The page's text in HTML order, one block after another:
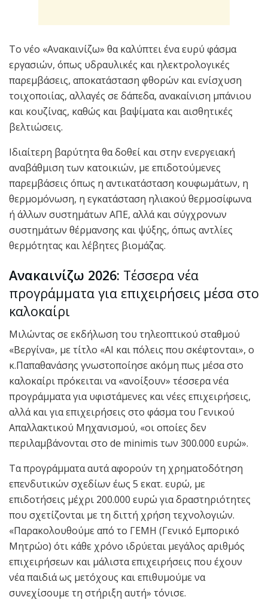
Το νέο «Ανακαινίζω» θα καλύπτει ένα ευρύ φάσμα
εργασιών, όπως υδραυλικές και ηλεκτρολογικές
παρεμβάσεις, αποκατάσταση φθορών και ενίσχυση
τοιχοποιίας, αλλαγές σε δάπεδα, ανακαίνιση μπάνιου
και κουζίνας, καθώς και βαψίματα και αισθητικές
βελτιώσεις.
Ιδιαίτερη βαρύτητα θα δοθεί και στην ενεργειακή
αναβάθμιση των κατοικιών, με επιδοτούμενες
παρεμβάσεις όπως η αντικατάσταση κουφωμάτων, η
θερμομόνωση, η εγκατάσταση ηλιακού θερμοσίφωνα
ή άλλων συστημάτων ΑΠΕ, αλλά και σύγχρονων
συστημάτων θέρμανσης και ψύξης, όπως αντλίες
θερμότητας και λέβητες βιομάζας.
Ανακαινίζω 2026: Τέσσερα νέα
προγράμματα για επιχειρήσεις μέσα στο
καλοκαίρι
Μιλώντας σε εκδήλωση του τηλεοπτικού σταθμού
«Βεργίνα», με τίτλο «ΑΙ και πόλεις που σκέφτονται», ο
κ.Παπαθανάσης γνωστοποίησε ακόμη πως μέσα στο
καλοκαίρι πρόκειται να «ανοίξουν» τέσσερα νέα
προγράμματα για υφιστάμενες και νέες επιχειρήσεις,
αλλά και για επιχειρήσεις στο φάσμα του Γενικού
Απαλλακτικού Μηχανισμού, «οι οποίες δεν
περιλαμβάνονται στο de minimis των 300.000 ευρώ».
Τα προγράμματα αυτά αφορούν τη χρηματοδότηση
επενδυτικών σχεδίων έως 5 εκατ. ευρώ, με
επιδοτήσεις μέχρι 200.000 ευρώ για δραστηριότητες
που σχετίζονται με τη διττή χρήση τεχνολογιών.
«Παρακολουθούμε από το ΓΕΜΗ (Γενικό Εμπορικό
Μητρώο) ότι κάθε χρόνο ιδρύεται μεγάλος αριθμός
επιχειρήσεων και μάλιστα επιχειρήσεις που έχουν
νέα παιδιά ως μετόχους και επιθυμούμε να
συνεχίσουμε τη στήριξη αυτή» τόνισε.